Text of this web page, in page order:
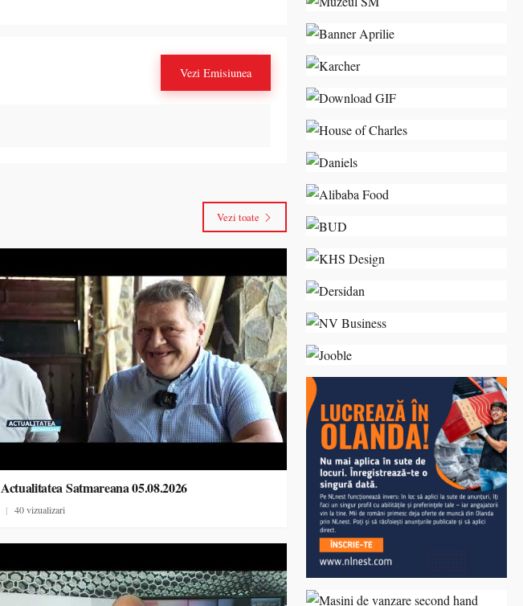
Vezi Emisiunea
Vezi toate
Actualitatea Satmareana 05.08.2026
| 40 vizualizari